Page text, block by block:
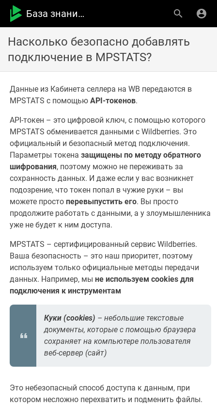
База знаний MPSTATS
Насколько безопасно добавлять
подключение в MPSTATS?
Данные из Кабинета селлера на WB передаются в
MPSTATS с помощью API-токенов.
API-токен – это цифровой ключ, с помощью которого
MPSTATS обменивается данными с Wildberries. Это
официальный и безопасный метод подключения.
Параметры токена защищены по методу обратного
шифрования, поэтому можно не переживать за
сохранность данных. И даже если у вас возникнет
подозрение, что токен попал в чужие руки – вы
можете просто перевыпустить его. Вы просто
продолжите работать с данными, а у злоумышленника
уже не будет к ним доступа.
MPSTATS – сертифицированный сервис Wildberries.
Ваша безопасность – это наш приоритет, поэтому
используем только официальные методы передачи
данных. Например, мы не используем cookies для
подключения к инструментам
Куки (cookies) – небольшие текстовые
документы, которые с помощью браузера
сохраняет на компьютере пользователя
веб-сервер (сайт)
Это небезопасный способ доступа к данным, при
котором несложно перехватить и подменить файлы.